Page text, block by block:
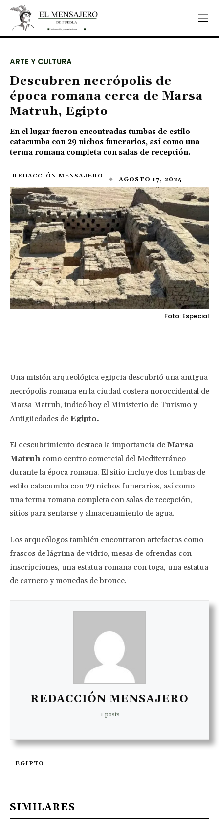
ARTE Y CULTURA
Descubren necrópolis de
época romana cerca de Marsa
Matruh, Egipto
En el lugar fueron encontradas tumbas de estilo
catacumba con 29 nichos funerarios, así como una
terma romana completa con salas de recepción.
REDACCIÓN MENSAJERO AGOSTO 17, 2024
Foto: Especial
Una misión arqueológica egipcia descubrió una antigua
necrópolis romana en la ciudad costera noroccidental de
Marsa Matruh, indicó hoy el Ministerio de Turismo y
Antigüedades de Egipto.
El descubrimiento destaca la importancia de Marsa
Matruhcomo centro comercial del Mediterráneo
durante la época romana. El sitio incluye dos tumbas de
estilo catacumba con 29 nichos funerarios, así como
una terma romana completa con salas de recepción,
sitios para sentarse y almacenamiento de agua.
Los arqueólogos también encontraron artefactos como
frascos de lágrima de vidrio, mesas de ofrendas con
inscripciones, una estatua romana con toga, una estatua
de carnero y monedas de bronce.
REDACCIÓN MENSAJERO
+ posts
EGIPTO
SIMILARES